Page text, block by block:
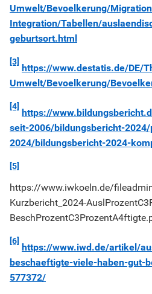
Umwelt/Bevoelkerung/
Integration/Tabellen/
geburtsort.html
[3]
https://www.destatis.de/DE/
Umwelt/Bevoelkerung/
[4]
https://
seit-2006/bildungsbericht-
2024/bildungsbericht-2024-
[5]
https://www.iwkoeln.de/
Kurzbericht_2024-
[6]
https://www.iwd.de/artikel/
beschaeftigte-viele-haben-gut-
577372/